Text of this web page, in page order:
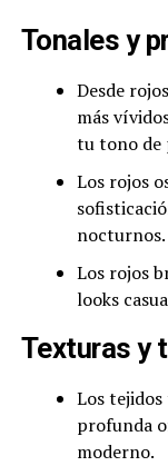
Tonales y
Desde
más
tu tono de
Los rojos
nocturnos.
Los rojos
looks
Texturas y
Los
profunda
moderno.